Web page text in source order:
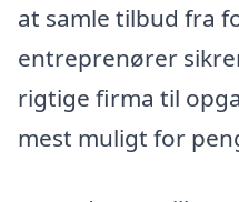
at samle tilbud fra
entreprenører
rigtige firma til
mest muligt for